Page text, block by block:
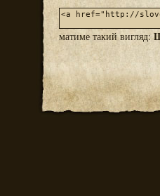
матиме такий вигляд: